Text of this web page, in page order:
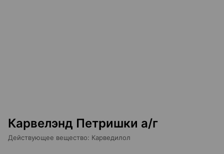
Карвелэнд Петришки а/г
Действующее вещество: Карведилол